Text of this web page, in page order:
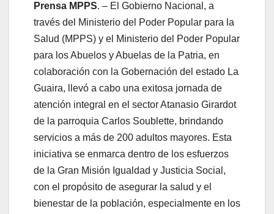
Prensa MPPS. – El Gobierno Nacional, a
través del Ministerio del Poder Popular para la
Salud (MPPS) y el Ministerio del Poder Popular
para los Abuelos y Abuelas de la Patria, en
colaboración con la Gobernación del estado La
Guaira, llevó a cabo una exitosa jornada de
atención integral en el sector Atanasio Girardot
de la parroquia Carlos Soublette, brindando
servicios a más de 200 adultos mayores. Esta
iniciativa se enmarca dentro de los esfuerzos
de la Gran Misión Igualdad y Justicia Social,
con el propósito de asegurar la salud y el
bienestar de la población, especialmente en los